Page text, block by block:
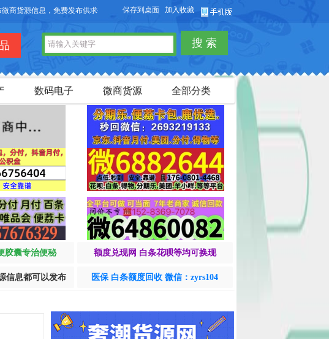
信息，免费发布供求信息，也可以免费发布淘宝客商品信息。
保存到桌面 加入收藏
搜 索
数码电子 微商货源 全部分类
胶囊专治便秘 额度兑现网 白条花呗等均可换现
信息都可以发布 医保 白条额度回收 微信：zyrs104